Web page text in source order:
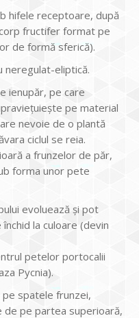
hifele receptoare, după
fructifer format pe
de formă sferică).
neregulat-eliptică.
ienupăr, pe care
pe material
nevoie de o plantă
ciclul se reia.
a frunzelor de păr,
forma unor pete
evoluează și pot
la culoare (devin
petelor portocalii
Pycnia).
spatele frunzei,
de pe partea superioară,